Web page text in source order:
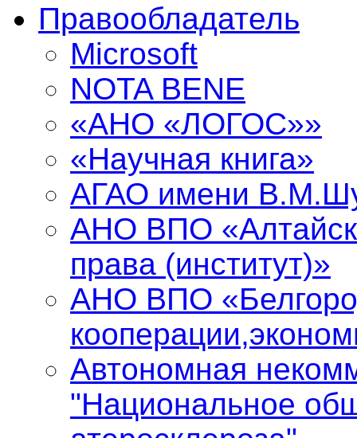
Правообладатель
Microsoft
NOTA BENE
«АНО «ЛОГОС»»
«Научная книга»
АГАО имени
АНО ВПО
права (институт)»
АНО ВПО
Автономная
"Национальное